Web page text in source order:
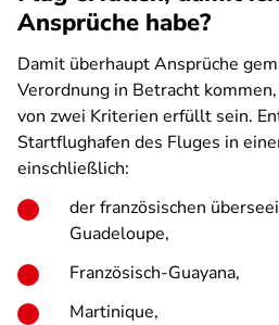
Ansprüche habe?
Damit überhaupt Ansprüche
Verordnung in Betracht
von zwei Kriterien erfüllt sein.
Startflughafen des Fluges in
einschließlich:
der französischen
Guadeloupe,
Französisch-Guayana,
Martinique,